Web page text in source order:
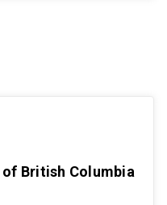
British Columbia